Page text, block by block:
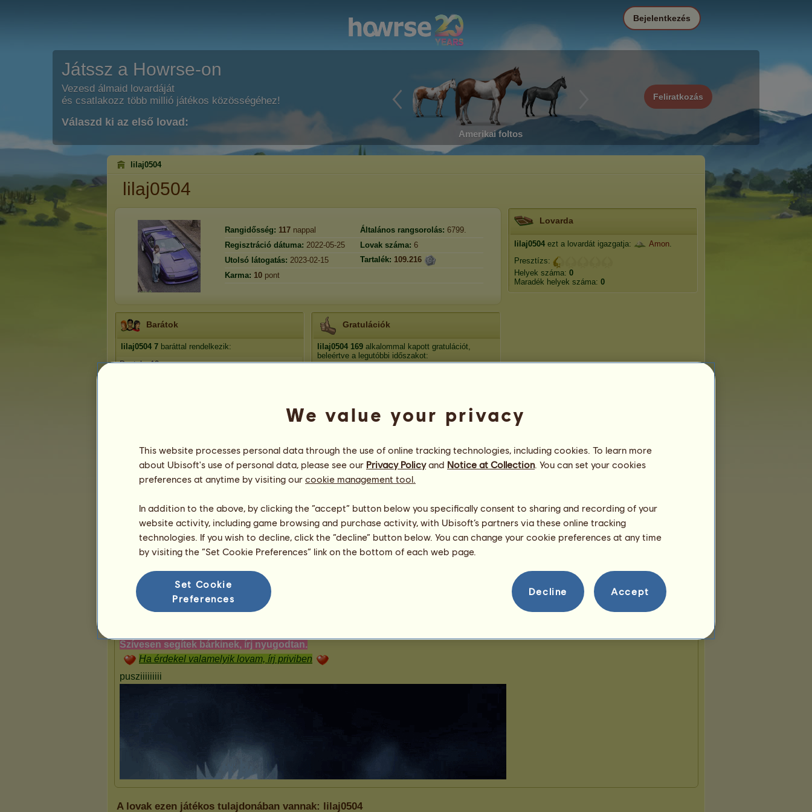
Játssz a Howrse-on
Vezesd álmaid lovardáját
és csatlakozz több millió játékos közösségéhez!
Válaszd ki az első lovad:
Amerikai foltos
Feliratkozás
Bejelentkezés
lilaj0504
lilaj0504
Rangidősség: 117 nappal Általános rangsorolás: 6799.
Regisztráció dátuma: 2022-05-25 Lovak száma: 6
Utolsó látogatás: 2023-02-15 Tartalék: 109.216
Karma: 10 pont
Barátok
lilaj0504 7 baráttal rendelkezik:
Dantolya10
Gratulációk
lilaj0504 169 alkalommal kapott gratulációt,
beleértve a legutóbbi időszakot:
EvilGirl
1288 nap ezelőtt
Trófeák
0 0 10 38
Lovarda
lilaj0504 ezt a lovardát igazgatja: Amon.
Presztízs:
Helyek száma: 0
Maradék helyek száma: 0
Bemutató
A lovak ezen játékos tulajdonában vannak: lilaj0504
We value your privacy
This website processes personal data through the use of online tracking technologies, including cookies. To learn more
about Ubisoft's use of personal data, please see our Privacy Policyand Notice at Collection. You can set your cookies
preferences at anytime by visiting our cookie management tool.
In addition to the above, by clicking the “accept” button below you specifically consent to sharing and recording of your
website activity, including game browsing and purchase activity, with Ubisoft’s partners via these online tracking
technologies. If you wish to decline, click the “decline” button below. You can change your cookie preferences at any time
by visiting the “Set Cookie Preferences” link on the bottom of each web page.
Set Cookie
Preferences
Decline Accept